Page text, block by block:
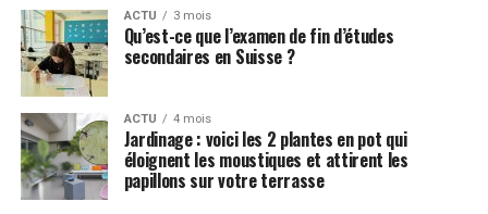
ACTU 3 mois
Qu’est-ce que l’examen de fin d’études
secondaires en Suisse ?
ACTU 4 mois
Jardinage : voici les 2 plantes en pot qui
éloignent les moustiques et attirent les
papillons sur votre terrasse